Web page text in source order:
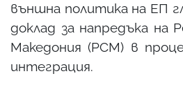
външна политика на ЕП
доклад за напредъка на
Македония (РСМ) в
интеграция.